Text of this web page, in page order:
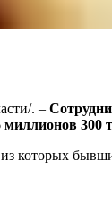
. –
300
которых